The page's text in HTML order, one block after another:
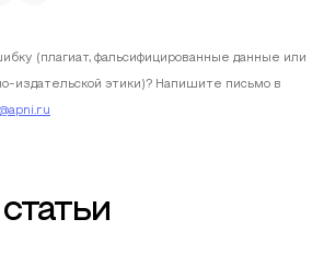
(плагиат, фальсифицированные данные или
издательской этики)? Напишите письмо в